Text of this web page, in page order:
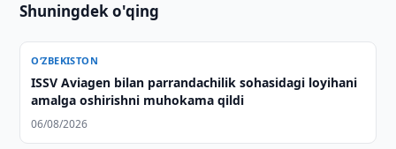
Shuningdek o'qing
O‘ZBEKISTON
ISSV Aviagen bilan parrandachilik sohasidagi loyihani
amalga oshirishni muhokama qildi
06/08/2026